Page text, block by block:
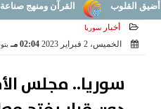
القرآن ومنهج صناعة النماذج
أخبار سوريا
الخميس، 2 فبراير 2023 02:04 مـ
سوريا.. مجلس